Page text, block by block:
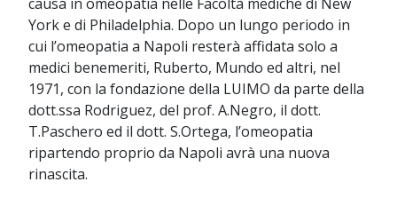
York e di Philadelphia. Dopo un lungo periodo in
cui l’omeopatia a Napoli resterà affidata solo a
medici benemeriti, Ruberto, Mundo ed altri, nel
1971, con la fondazione della LUIMO da parte della
dott.ssa Rodriguez, del prof. A.Negro, il dott.
T.Paschero ed il dott. S.Ortega, l’omeopatia
ripartendo proprio da Napoli avrà una nuova
rinascita.